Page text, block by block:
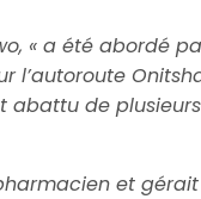
« a été abordé
l’autoroute
abattu de
et